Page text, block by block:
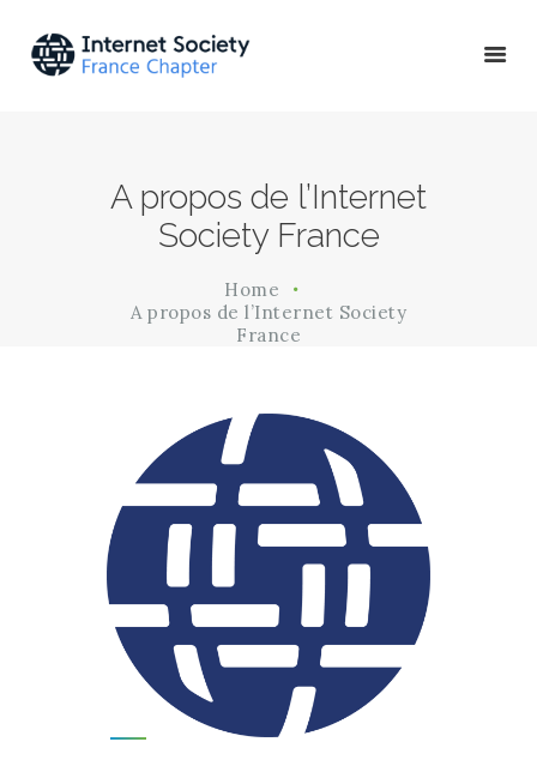
A propos de l’Internet
Society France
Home
A propos de l’Internet Society
France
ACTU & ÉVÉNEMENTS
MISSIONS & PROJETS
A PROPOS